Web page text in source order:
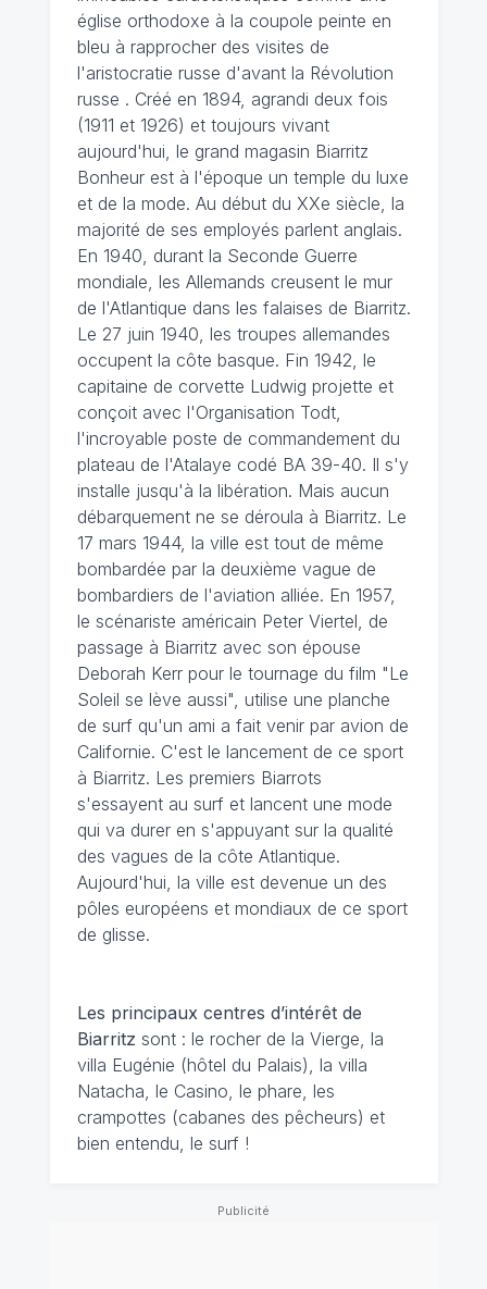
église orthodoxe à la coupole peinte en
bleu à rapprocher des visites de
l'aristocratie russe d'avant la Révolution
russe . Créé en 1894, agrandi deux fois
(1911 et 1926) et toujours vivant
aujourd'hui, le grand magasin Biarritz
Bonheur est à l'époque un temple du luxe
et de la mode. Au début du XXe siècle, la
majorité de ses employés parlent anglais.
En 1940, durant la Seconde Guerre
mondiale, les Allemands creusent le mur
de l'Atlantique dans les falaises de Biarritz.
Le 27 juin 1940, les troupes allemandes
occupent la côte basque. Fin 1942, le
capitaine de corvette Ludwig projette et
conçoit avec l'Organisation Todt,
l'incroyable poste de commandement du
plateau de l'Atalaye codé BA 39-40. Il s'y
installe jusqu'à la libération. Mais aucun
débarquement ne se déroula à Biarritz. Le
17 mars 1944, la ville est tout de même
bombardée par la deuxième vague de
bombardiers de l'aviation alliée. En 1957,
le scénariste américain Peter Viertel, de
passage à Biarritz avec son épouse
Deborah Kerr pour le tournage du film "Le
Soleil se lève aussi", utilise une planche
de surf qu'un ami a fait venir par avion de
Californie. C'est le lancement de ce sport
à Biarritz. Les premiers Biarrots
s'essayent au surf et lancent une mode
qui va durer en s'appuyant sur la qualité
des vagues de la côte Atlantique.
Aujourd'hui, la ville est devenue un des
pôles européens et mondiaux de ce sport
de glisse.
Les principaux centres d’intérêt de
Biarritz sont : le rocher de la Vierge, la
villa Eugénie (hôtel du Palais), la villa
Natacha, le Casino, le phare, les
crampottes (cabanes des pêcheurs) et
bien entendu, le surf !